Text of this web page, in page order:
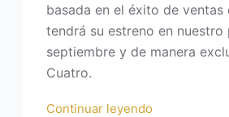
basada en el éxito de ventas
tendrá su estreno en nuestro
septiembre y de manera
Cuatro.
Continuar leyendo